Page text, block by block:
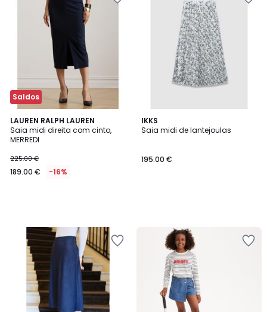
Saldos
LAUREN RALPH LAUREN
Saia midi direita com cinto,
MERREDI
225.00 €
189.00 € -16%
IKKS
Saia midi de lantejoulas
195.00 €